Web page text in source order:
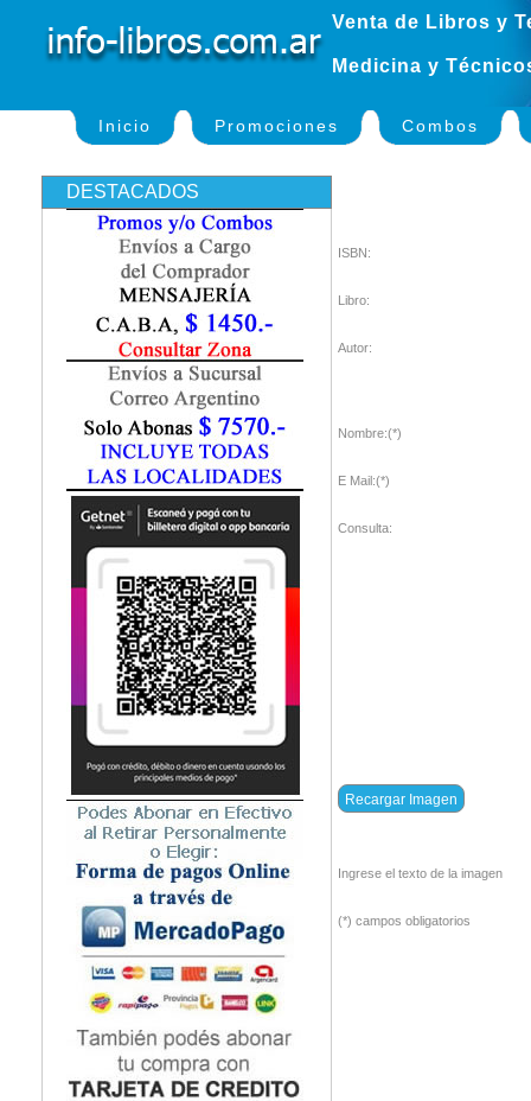
Venta de Libros y
Medicina y
Inicio Promociones Combos
DESTACADOS
ISBN:
Libro:
Autor:
Nombre:(*)
E Mail:(*)
Consulta:
Ingrese el texto de la imagen
(*) campos obligatorios